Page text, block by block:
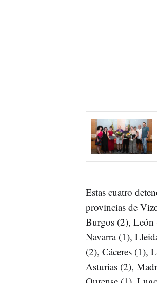
Estas cuatro
provincias de
Burgos (2), León
Navarra (1),
(2), Cáceres (1),
Asturias (2),